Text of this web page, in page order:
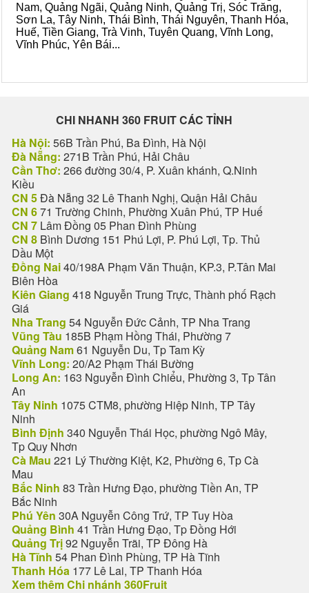
Nam, Quảng Ngãi, Quảng Ninh, Quảng Trị, Sóc Trăng,
Sơn La, Tây Ninh, Thái Bình, Thái Nguyên, Thanh Hóa,
Huế, Tiền Giang, Trà Vinh, Tuyên Quang, Vĩnh Long,
Vĩnh Phúc, Yên Bái...
CHI NHANH 360 FRUIT CÁC TỈNH
Hà Nội: 56B Trần Phú, Ba Đình, Hà Nội
Đà Nẵng: 271B Trần Phú, Hải Châu
Cần Thơ: 266 đường 30/4, P. Xuân khánh, Q.Ninh
Kiều
CN 5Đà Nẵng 32 Lê Thanh Nghị, Quận Hải Châu
CN 671 Trường Chinh, Phường Xuân Phú, TP Huế
CN 7 Lâm Đồng 05 Phan Đình Phùng
CN 8 Bình Dương 151 Phú Lợi, P. Phú Lợi, Tp. Thủ
Dầu Một
Đồng Nai40/198A Phạm Văn Thuận, KP.3, P.Tân Mai
Biên Hòa
Kiên Giang 418 Nguyễn Trung Trực, Thành phố Rạch
Giá
Nha Trang 54 Nguyễn Đức Cảnh, TP Nha Trang
Vũng Tàu 185B Phạm Hồng Thái, Phường 7
Quảng Nam61 Nguyễn Du, Tp Tam Kỳ
Vĩnh Long: 20/A2 Phạm Thái Bường
Long An: 163 Nguyễn Đình Chiểu, Phường 3, Tp Tân
An
Tây Ninh 1075 CTM8, phường Hiệp Ninh, TP Tây
Ninh
Bình Định 340 Nguyễn Thái Học, phường Ngô Mây,
Tp Quy Nhơn
Cà Mau 221 Lý Thường Kiệt, K2, Phường 6, Tp Cà
Mau
Bắc Ninh 83 Trần Hưng Đạo, phường Tiền An, TP
Bắc Ninh
Phú Yên 30A Nguyễn Công Trứ, TP Tuy Hòa
Quảng Bình 41 Trần Hưng Đạo, Tp Đồng Hới
Quảng Trị92 Nguyễn Trãi, TP Đông Hà
Hà Tĩnh 54 Phan Đình Phùng, TP Hà Tĩnh
Thanh Hóa 177 Lê Lai, TP Thanh Hóa
Xem thêm Chi nhánh 360Fruit